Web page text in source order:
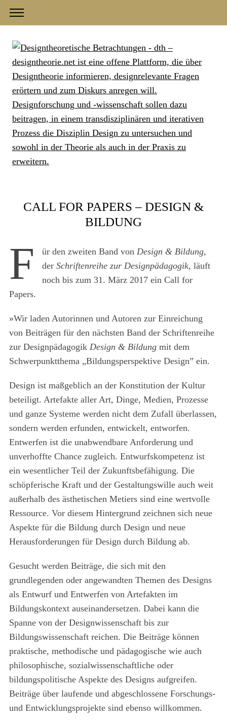
CALL FOR PAPERS – DESIGN &
BILDUNG
F ür den zweiten Band von Design & Bildung,
der Schriftenreihe zur Designpädagogik, läuft
noch bis zum 31. März 2017 ein Call for
Papers.
»Wir laden Autorinnen und Autoren zur Einreichung
von Beiträgen für den nächsten Band der Schriftenreihe
zur Designpädagogik Design & Bildungmit dem
Schwerpunktthema „Bildungsperspektive Design” ein.
Design ist maßgeblich an der Konstitution der Kultur
beteiligt. Artefakte aller Art, Dinge, Medien, Prozesse
und ganze Systeme werden nicht dem Zufall überlassen,
sondern werden erfunden, entwickelt, entworfen.
Entwerfen ist die unabwendbare Anforderung und
unverhoffte Chance zugleich. Entwurfskompetenz ist
ein wesentlicher Teil der Zukunftsbefähigung. Die
schöpferische Kraft und der Gestaltungswille auch weit
außerhalb des ästhetischen Metiers sind eine wertvolle
Ressource. Vor diesem Hintergrund zeichnen sich neue
Aspekte für die Bildung durch Design und neue
Herausforderungen für Design durch Bildung ab.
Gesucht werden Beiträge, die sich mit den
grundlegenden oder angewandten Themen des Designs
als Entwurf und Entwerfen von Artefakten im
Bildungskontext auseinandersetzen. Dabei kann die
Spanne von der Designwissenschaft bis zur
Bildungswissenschaft reichen. Die Beiträge können
praktische, methodische und pädagogische wie auch
philosophische, sozialwissenschaftliche oder
bildungspolitische Aspekte des Designs aufgreifen.
Beiträge über laufende und abgeschlossene Forschungs-
und Entwicklungsprojekte sind ebenso willkommen.